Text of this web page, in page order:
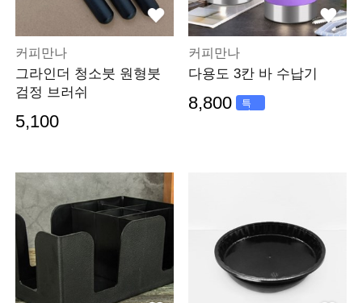
커피만나
그라인더 청소붓 원형붓
검정 브러쉬
5,100
커피만나
다용도 3칸 바 수납기
8,800
특
가